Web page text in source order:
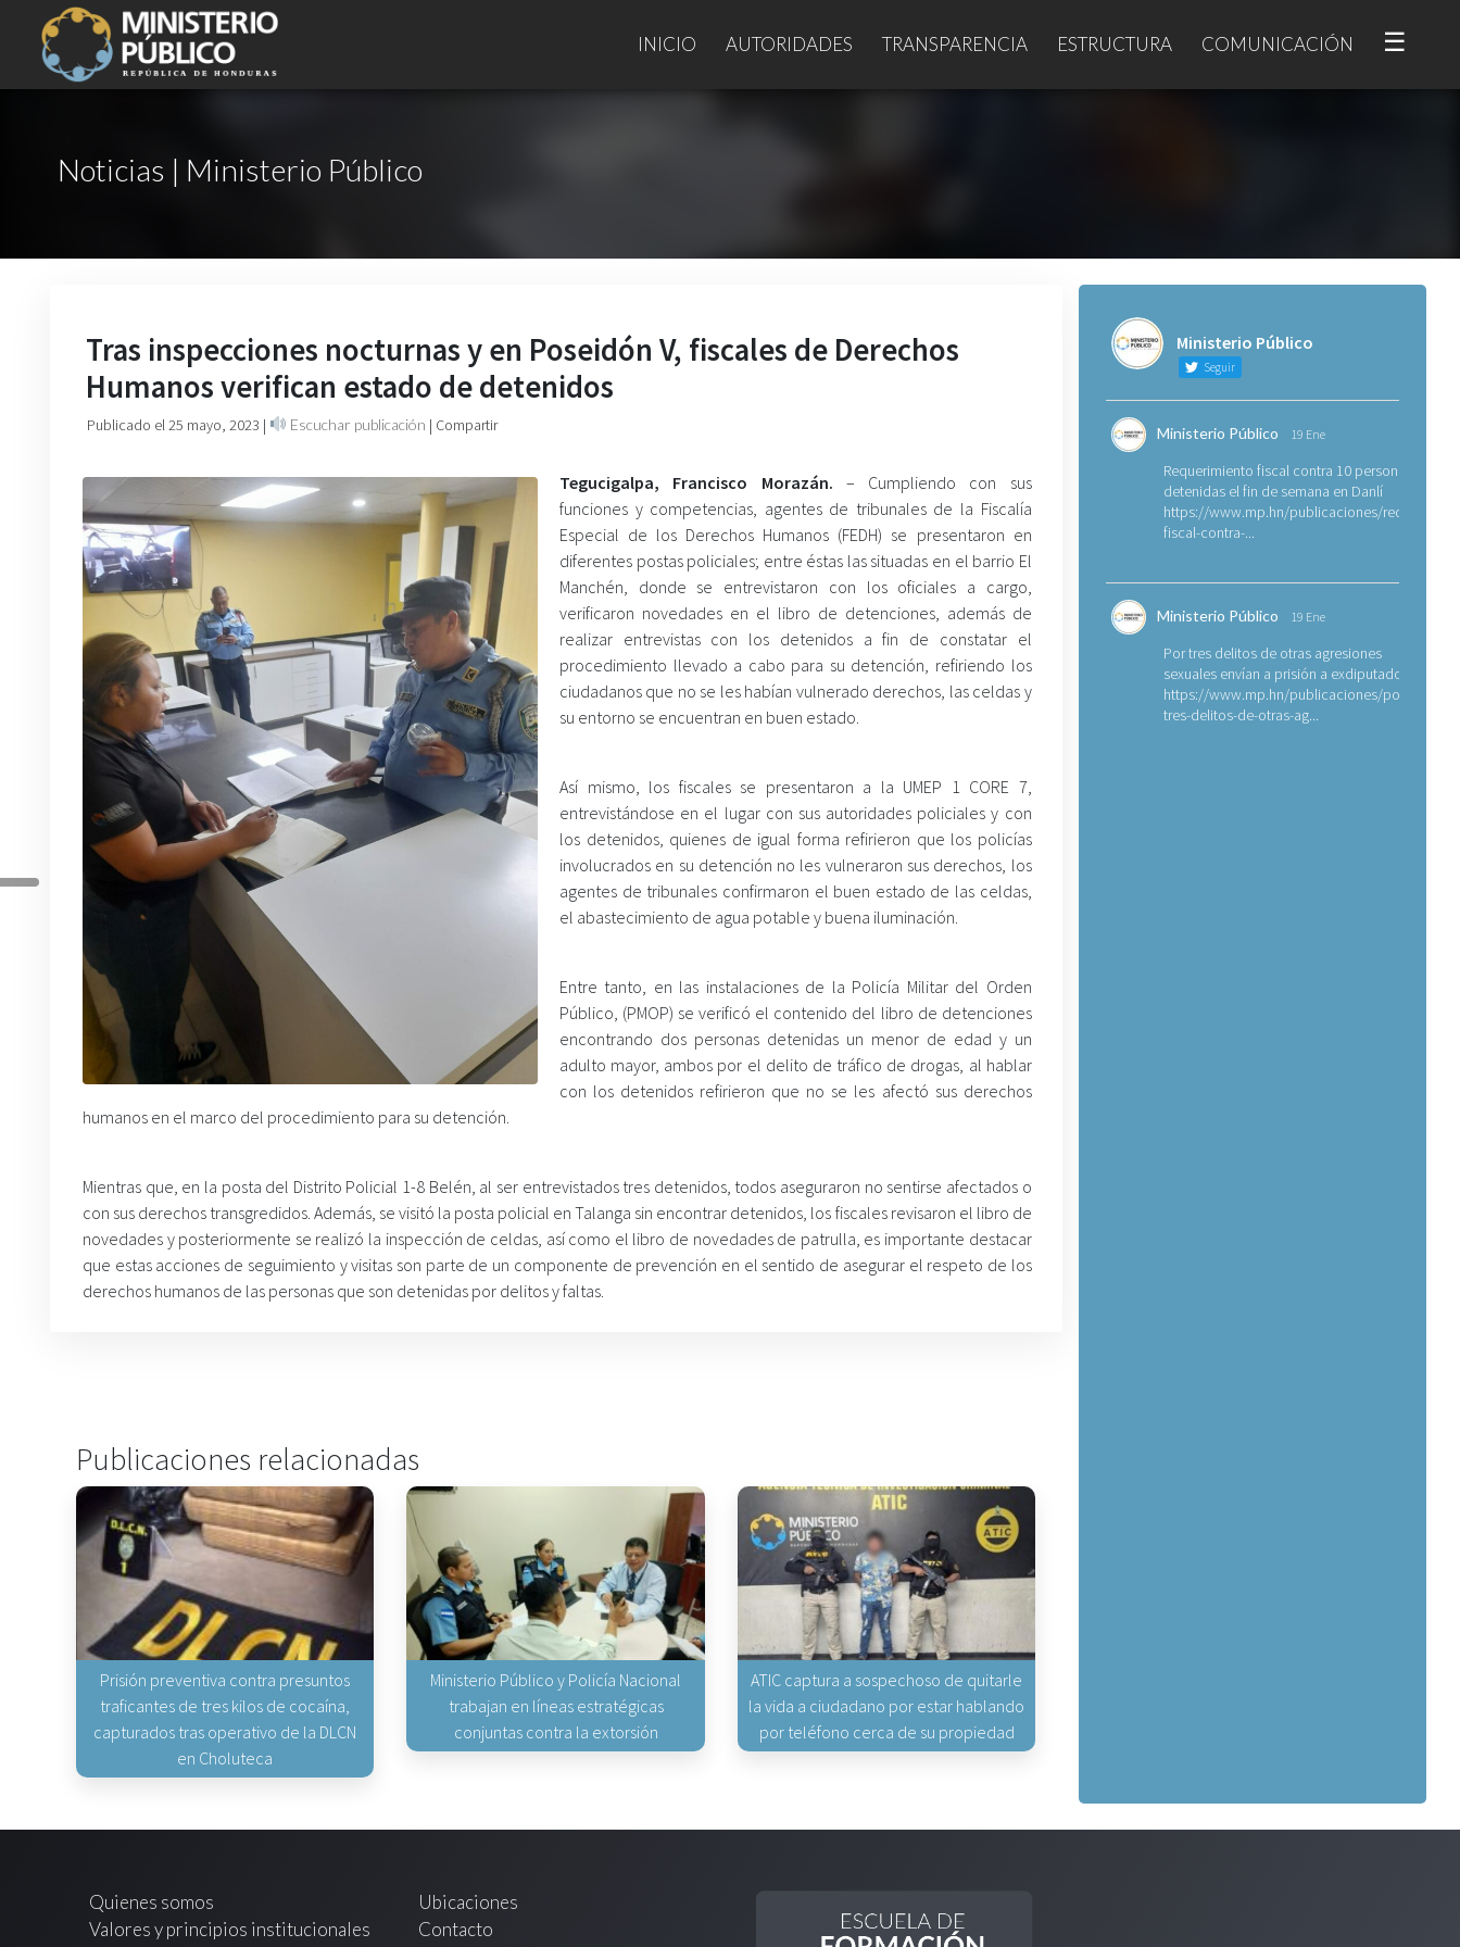
INICIO AUTORIDADES TRANSPARENCIA ESTRUCTURA COMUNICACIÓN ☰
Noticias | Ministerio Público
Tras inspecciones nocturnas y en Poseidón V, fiscales de Derechos
Humanos verifican estado de detenidos
Publicado el 25 mayo, 2023 | Escuchar publicación | Compartir
Tegucigalpa, Francisco Morazán. – Cumpliendo con sus
funciones y competencias, agentes de tribunales de la Fiscalía
Especial de los Derechos Humanos (FEDH) se presentaron en
diferentes postas policiales; entre éstas las situadas en el barrio El
Manchén, donde se entrevistaron con los oficiales a cargo,
verificaron novedades en el libro de detenciones, además de
realizar entrevistas con los detenidos a fin de constatar el
procedimiento llevado a cabo para su detención, refiriendo los
ciudadanos que no se les habían vulnerado derechos, las celdas y
su entorno se encuentran en buen estado.
Así mismo, los fiscales se presentaron a la UMEP 1 CORE 7,
entrevistándose en el lugar con sus autoridades policiales y con
los detenidos, quienes de igual forma refirieron que los policías
involucrados en su detención no les vulneraron sus derechos, los
agentes de tribunales confirmaron el buen estado de las celdas,
el abastecimiento de agua potable y buena iluminación.
Entre tanto, en las instalaciones de la Policía Militar del Orden
Público, (PMOP) se verificó el contenido del libro de detenciones
encontrando dos personas detenidas un menor de edad y un
adulto mayor, ambos por el delito de tráfico de drogas, al hablar
con los detenidos refirieron que no se les afectó sus derechos
humanos en el marco del procedimiento para su detención.
Mientras que, en la posta del Distrito Policial 1-8 Belén, al ser entrevistados tres detenidos, todos aseguraron no sentirse afectados o
con sus derechos transgredidos. Además, se visitó la posta policial en Talanga sin encontrar detenidos, los fiscales revisaron el libro de
novedades y posteriormente se realizó la inspección de celdas, así como el libro de novedades de patrulla, es importante destacar
que estas acciones de seguimiento y visitas son parte de un componente de prevención en el sentido de asegurar el respeto de los
derechos humanos de las personas que son detenidas por delitos y faltas.
Publicaciones relacionadas
Prisión preventiva contra presuntos
traficantes de tres kilos de cocaína,
capturados tras operativo de la DLCN
en Choluteca
Ministerio Público y Policía Nacional
trabajan en líneas estratégicas
conjuntas contra la extorsión
ATIC captura a sospechoso de quitarle
la vida a ciudadano por estar hablando
por teléfono cerca de su propiedad
Ministerio Público
Seguir
Ministerio Público 19 Ene
Requerimiento fiscal contra 10 personas
detenidas el fin de semana en Danlí
https://www.mp.hn/publicaciones/
fiscal-contra-...
Ministerio Público 19 Ene
Por tres delitos de otras agresiones
sexuales envían a prisión a exdiputado
https://www.mp.hn/publicaciones/por-
tres-delitos-de-otras-ag...
Quienes somos
Valores y principios institucionales
Ubicaciones
Contacto